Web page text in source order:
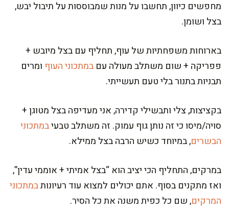
מחפשים כיוון, תחשבו על מנות שמבוססות על תיבול יבש,
בצל ושומן.
בארוחות משפחתיות של עוף, תחליף עם בצל מיובש +
פפריקה + שום משתלב מעולה עם במתכוני העוף ומרים
תבניות בתנור בלי טעם תעשייתי.
בקציצות, צלי ותבשילי קדירה, אני מעדיפה בצל מטוגן +
סויה/מיסו כי זה נותן גוף עמוק. זה משתלב טבעיבמתכוני
הבשרים, במיוחד כשיש הרבה בצל ממילא.
במרקים, התחליף הכי יציב הוא “בצל אמיתי + אוממי עדין”,
ואז מתקנים בסוף. אתם יכולים למצוא עוד רעיונותבמתכוני
המרקים, שם כל כפית משנה את כל הסיר.